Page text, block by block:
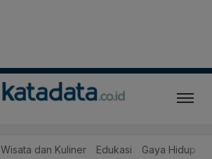
Wisata dan Kuliner Edukasi Gaya Hidup